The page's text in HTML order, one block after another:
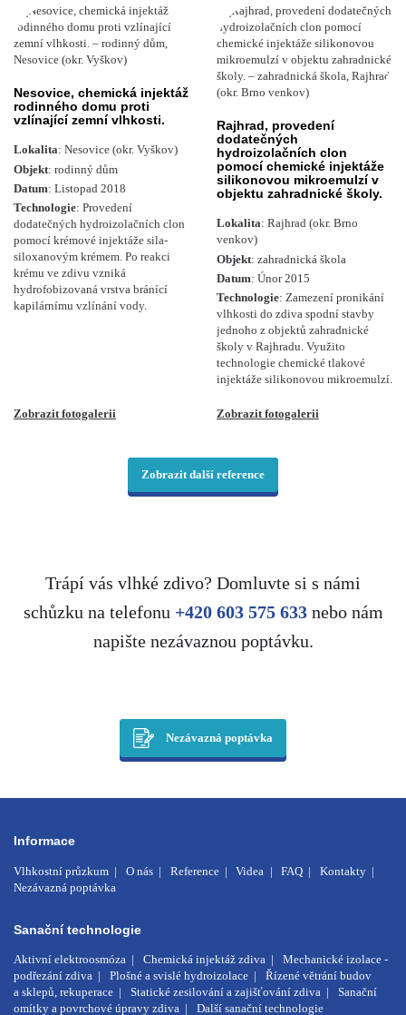
Nesovice, chemická injektáž
rodinného domu proti
vzlínající zemní vlhkosti.
Lokalita: Nesovice (okr. Vyškov)
Objekt: rodinný dům
Datum: Listopad 2018
Technologie: Provedení
dodatečných hydroizolačních clon
pomocí krémové injektáže sila-
siloxanovým krémem. Po reakci
krému ve zdivu vzniká
hydrofobizovaná vrstva bránící
kapilárnímu vzlínání vody.
Zobrazit fotogalerii
Rajhrad, provedení
dodatečných
hydroizolačních clon
pomocí chemické injektáže
silikonovou mikroemulzí v
objektu zahradnické školy.
Lokalita: Rajhrad (okr. Brno
venkov)
Objekt: zahradnická škola
Datum: Únor 2015
Technologie: Zamezení pronikání
vlhkosti do zdiva spodní stavby
jednoho z objektů zahradnické
školy v Rajhradu. Využito
technologie chemické tlakové
injektáže silikonovou mikroemulzí.
Zobrazit fotogalerii
Zobrazit další reference
Trápí vás vlhké zdivo? Domluvte si s námi
schůzku na telefonu +420 603 575 633nebo nám
napište nezávaznou poptávku.
Nezávazná poptávka
Informace
Vlhkostní průzkum O nás Reference Videa FAQ
Kontakty
Nezávazná poptávka
Sanační technologie
Aktivní elektroosmóza Chemická injektáž zdiva
Mechanické izolace -
podřezání zdiva
Plošné a svislé hydroizolace
Řízené větrání budov
a sklepů, rekuperace
Statické zesilování a zajišťování zdiva
Sanační
omítky a povrchové úpravy zdiva
Další sanační technologie